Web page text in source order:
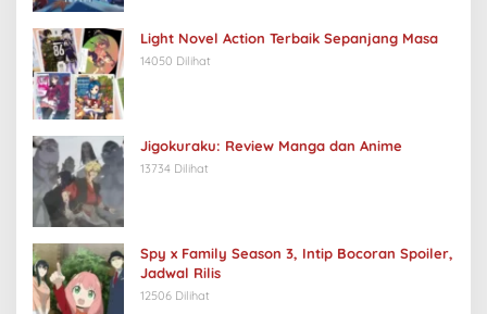
Light Novel Action Terbaik Sepanjang Masa
14050 Dilihat
Jigokuraku: Review Manga dan Anime
13734 Dilihat
Spy x Family Season 3, Intip Bocoran Spoiler,
Jadwal Rilis
12506 Dilihat